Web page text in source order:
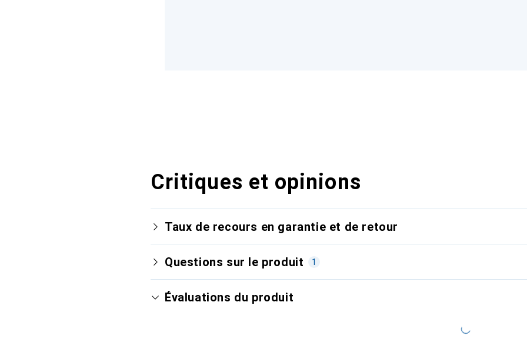
Critiques et opinions
Taux de recours en garantie et de retour
Questions sur le produit 1
Évaluations du produit